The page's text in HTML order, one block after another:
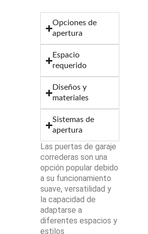
Opciones de
apertura
Espacio
requerido
Diseños y
materiales
Sistemas de
apertura
Las puertas de garaje
correderas son una
opción popular debido
a su funcionamiento
suave, versatilidad y
la capacidad de
adaptarse a
diferentes espacios y
estilos